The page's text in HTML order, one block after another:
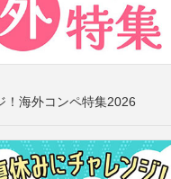
！海外コンペ特集2026